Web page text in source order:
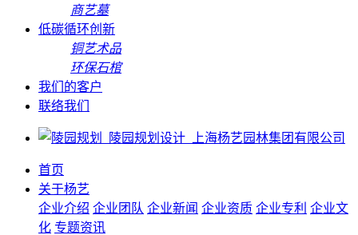
商艺墓
低碳循环创新
铜艺术品
环保石棺
我们的客户
联络我们
首页
关于杨艺
企业介绍 企业团队 企业新闻 企业资质 企业专利 企业文
化 专题资讯